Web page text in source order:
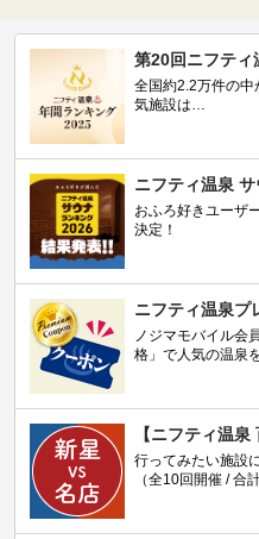
第20回ニフティ
全国約2.2万件の中
気施設は…
ニフティ温泉
おふろ好きユーザ
決定！
ニフティ温泉プ
ノジマモバイル会
格」で人気の温泉
【ニフティ温泉
行ってみたい施設
（全10回開催 / 合